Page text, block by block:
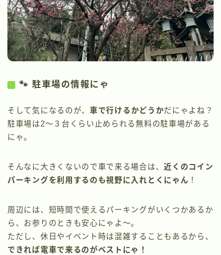
🐾 駐車場の情報にゃ
そして気になるのが、 車で行けるかどうかだにゃよね？
駐車場は2〜３台くらい止められる無料の駐車場がある
にゃ。
そんなに大きくないので車で来る場合は、近くのコイン
パーキングを利用するのも視野に入れとくにゃん ！
周辺には、短時間で使えるパーキングがいくつかあるか
ら、お参りのときも安心にゃよ〜。
ただし、休日やイベント時は混雑することもあるから、
できれば電車で来るのがベストにゃ！